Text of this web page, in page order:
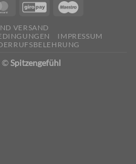
VERSAND
IMPRESSUM
©Spitzengefühl